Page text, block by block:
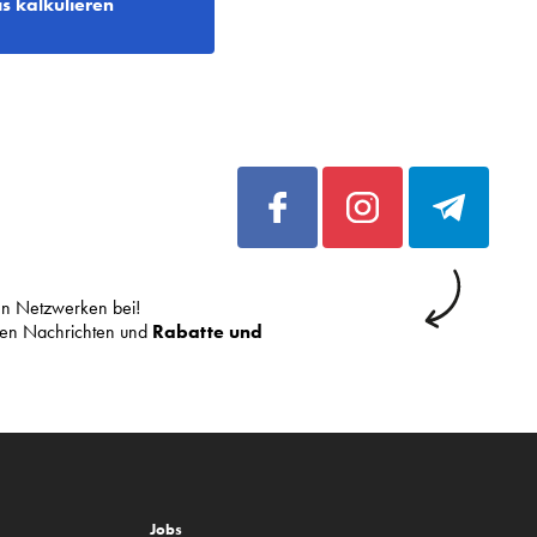
Netzwerken bei!
Nachrichten und Rabatte und
Jobs